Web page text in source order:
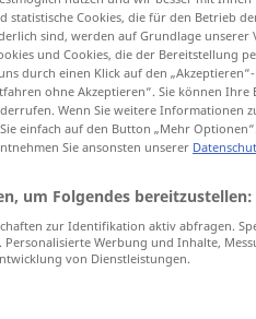
Cookies, die für den Betrieb
sind, werden auf Grundlage unserer
und Cookies, die der Bereitstellung
durch einen Klick auf den
ohne Akzeptieren“. Sie können Ihre
Wenn Sie weitere Informationen
einfach auf den Button „Mehr Optionen“.
Sie ansonsten unserer
um Folgendes bereitzustellen:
zur Identifikation aktiv abfragen.
Werbung und Inhalte,
von Dienstleistungen.